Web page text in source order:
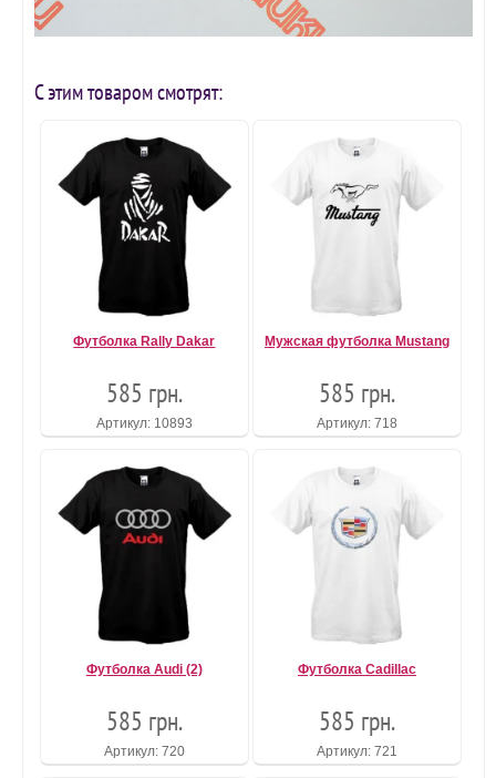
С этим товаром смотрят:
Футболка Rally Dakar
585 грн.
Артикул: 10893
Мужская футболка Mustang
585 грн.
Артикул: 718
Футболка Audi (2)
585 грн.
Артикул: 720
Футболка Cadillac
585 грн.
Артикул: 721